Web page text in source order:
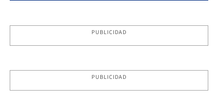
PUBLICIDAD
PUBLICIDAD